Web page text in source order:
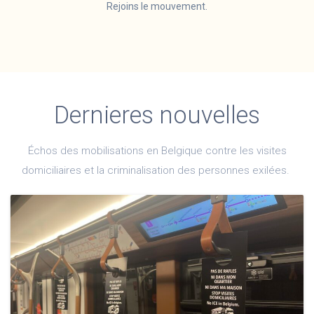
Rejoins le mouvement.
Dernieres nouvelles
Échos des mobilisations en Belgique contre les visites
domiciliaires et la criminalisation des personnes exilées.